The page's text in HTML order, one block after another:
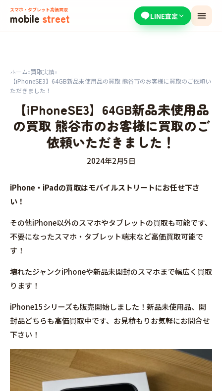
スマホ・タブレット高価買取
mobile street LINE査定
ホーム»買取実績»
【iPhoneSE3】64GB新品未使用品の買取 熊谷市のお客様に買取のご依頼い
ただきました！
【iPhoneSE3】64GB新品未使用品
の買取 熊谷市のお客様に買取のご
依頼いただきました！
2024年2月5日
iPhone・iPadの買取はモバイルストリートにお任せ下さ
い！
その他iPhone以外のスマホやタブレットの買取も可能です、
不要になったスマホ・タブレット端末など高価買取可能で
す！
壊れたジャンクiPhoneや新品未開封のスマホまで幅広く買取
ります！
iPhone15シリーズも販売開始しました！新品未使用品、開
封品どちらも高価買取中です、お見積もりお気軽にお問合せ
下さい！